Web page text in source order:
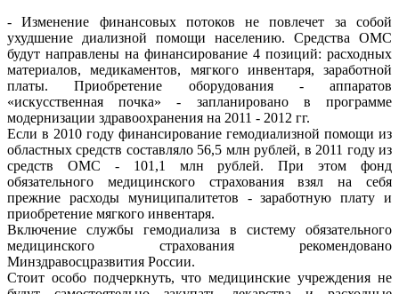
- Изменение финансовых потоков не повлечет за собой
ухудшение диализной помощи населению. Средства ОМС
будут направлены на финансирование 4 позиций: расходных
материалов, медикаментов, мягкого инвентаря, заработной
платы. Приобретение оборудования - аппаратов
«искусственная почка» - запланировано в программе
модернизации здравоохранения на 2011 - 2012 гг.
Если в 2010 году финансирование гемодиализной помощи из
областных средств составляло 56,5 млн рублей, в 2011 году из
средств ОМС - 101,1 млн рублей. При этом фонд
обязательного медицинского страхования взял на себя
прежние расходы муниципалитетов - заработную плату и
приобретение мягкого инвентаря.
Включение службы гемодиализа в систему обязательного
медицинского страхования рекомендовано
Минздравосцразвития России.
Стоит особо подчеркнуть, что медицинские учреждения не